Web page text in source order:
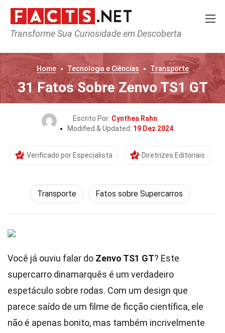
Transforme Sua Curiosidade em Descoberta
Home Tecnologia e Ciências Transporte
31 Fatos Sobre Zenvo TS1 GT
Escrito Por: Cynthea Rahn
Modified & Updated: 19 Dez 2024
Verificado por Especialista Diretrizes Editoriais
Transporte Fatos sobre Supercarros
Você já ouviu falar do Zenvo TS1 GT? Este
supercarro dinamarquês é um verdadeiro
espetáculo sobre rodas. Com um design que
parece saído de um filme de ficção científica, ele
não é apenas bonito, mas também incrivelmente